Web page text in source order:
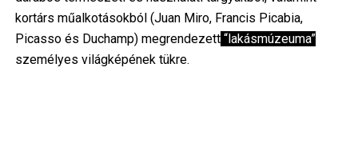
kortárs műalkotásokból (Juan Miro, Francis Picabia,
Picasso és Duchamp) megrendezett“lakásmúzeuma”
személyes világképének tükre.